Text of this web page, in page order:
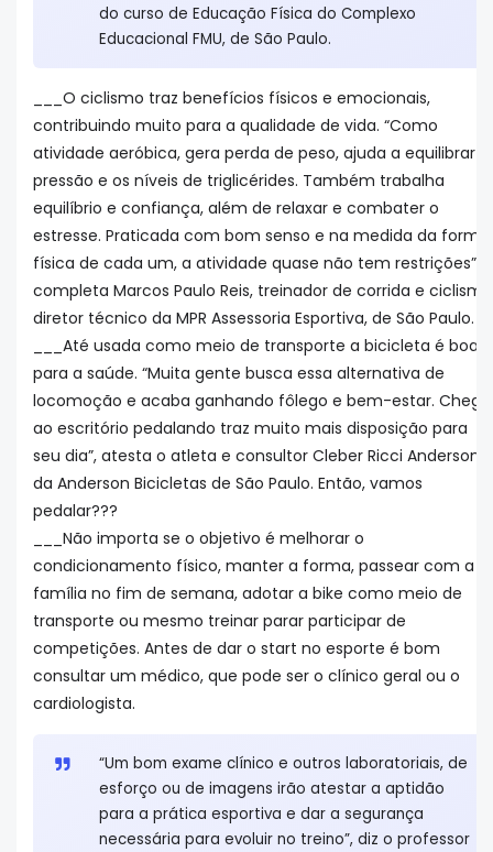
do curso de Educação Física do Complexo
Educacional FMU, de São Paulo.
___O ciclismo traz benefícios físicos e emocionais,
contribuindo muito para a qualidade de vida. “Como
atividade aeróbica, gera perda de peso, ajuda a equilibrar a
pressão e os níveis de triglicérides. Também trabalha
equilíbrio e confiança, além de relaxar e combater o
estresse. Praticada com bom senso e na medida da forma
física de cada um, a atividade quase não tem restrições”,
completa Marcos Paulo Reis, treinador de corrida e
diretor técnico da MPR Assessoria Esportiva, de São Paulo.
___Até usada como meio de transporte a bicicleta é boa
para a saúde. “Muita gente busca essa alternativa de
locomoção e acaba ganhando fôlego e bem-estar.
ao escritório pedalando traz muito mais disposição para
seu dia”, atesta o atleta e consultor Cleber Ricci Anderson,
da Anderson Bicicletas de São Paulo. Então, vamos
pedalar???
___Não importa se o objetivo é melhorar o
condicionamento físico, manter a forma, passear com a
família no fim de semana, adotar a bike como meio de
transporte ou mesmo treinar parar participar de
competições. Antes de dar o start no esporte é bom
consultar um médico, que pode ser o clínico geral ou o
cardiologista.
“Um bom exame clínico e outros laboratoriais, de
esforço ou de imagens irão atestar a aptidão
para a prática esportiva e dar a segurança
necessária para evoluir no treino”, diz o professor